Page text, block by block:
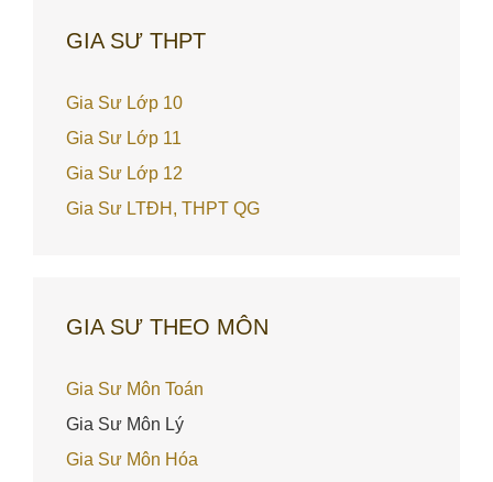
GIA SƯ THPT
Gia Sư Lớp 10
Gia Sư Lớp 11
Gia Sư Lớp 12
Gia Sư LTĐH, THPT QG
GIA SƯ THEO MÔN
Gia Sư Môn Toán
Gia Sư Môn Lý
Gia Sư Môn Hóa